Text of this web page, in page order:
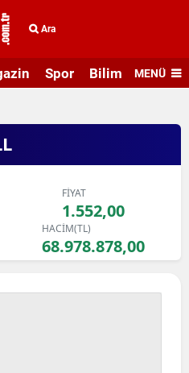
Ara
Spor Bilim veMENÜ
FİYAT
1.552,00
HACİM(TL)
68.978.878,00